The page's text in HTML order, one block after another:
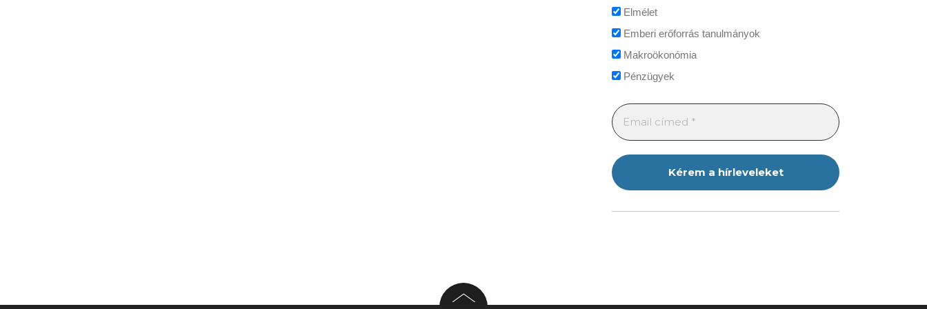
Elmélet
Emberi erőforrás tanulmányok
Makroökonómia
Pénzügyek